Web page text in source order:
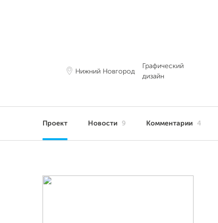
Нижний Новгород
Графический
дизайн
Проект Новости 9 Комментарии 4